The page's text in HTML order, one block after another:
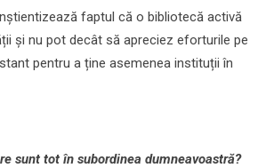
faptul că o bibliotecă activă
și nu pot decât să apreciez eforturile pe
pentru a ține asemenea instituții în
sunt tot în subordinea dumneavoastră?